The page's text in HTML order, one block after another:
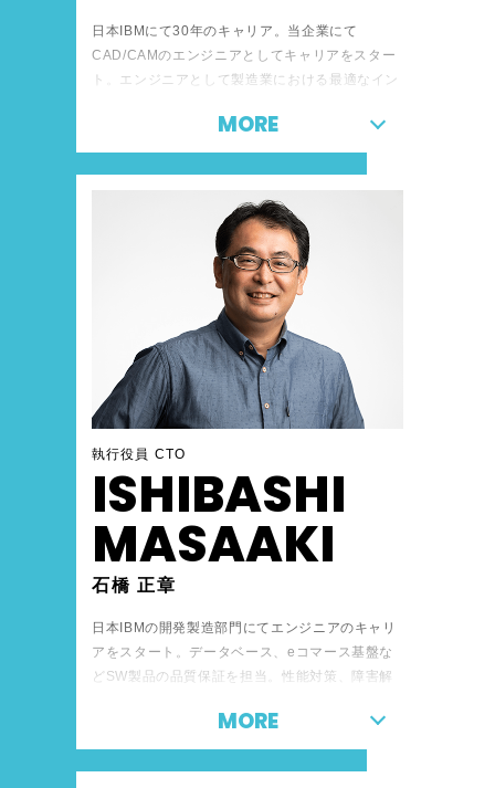
日本IBMにて30年のキャリア。当企業にて
CAD/CAMのエンジニアとしてキャリアをスター
ト。エンジニアとして製造業における最適なイン
ムを中心としたシステム・モダナイゼーションの
提案及び構築をお客様と共に促進。その後、大手
製造業のお客様担当兼グローバル・ハードウェア
責任者となり、お客様とサーバー及びデータセン
ター統合、システム運用保守最適化サービス支援
を実施。これまでのエンジニア、プロジェクトマ
ネージャー、担当営業のさまざまな経験を活か
し、新規パートナーとのアライアンス営業部長に
就任。新たなスキームや最新テクノロジを利用し
た協業エコシステムを立案・実施の経験も豊富。
MORE
執行役員 CTO
ISHIBASHI
MASAAKI
石橋 正章
日本IBMの開発製造部門にてエンジニアのキャリ
アをスタート。データベース、eコマース基盤な
どSW製品の品質保証を担当。性能対策、障害解
礎を学ぶ。その後同社コンサルティング部門にて
コンサルタントとしてテスト技法の普及活動に従
事。スマーターシティ事業では、IoT プラットフ
MORE